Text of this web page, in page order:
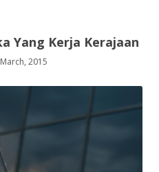
Yang Kerja Kerajaan
2015